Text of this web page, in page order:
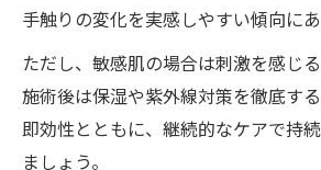
手触りの変化を実感しやすい傾向にあ
ただし、敏感肌の場合は刺激を感じ
施術後は保湿や紫外線対策を徹底する
即効性とともに、継続的なケアで持
ましょう。